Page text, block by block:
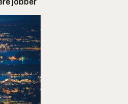
jobber